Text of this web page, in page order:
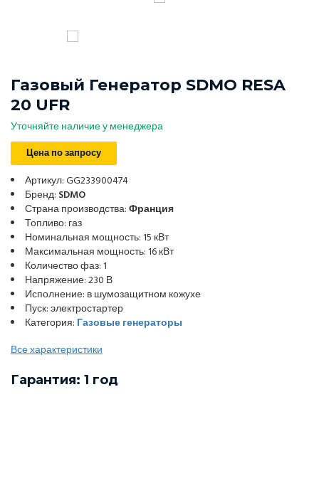
Газовый Генератор SDMO RESA
20 UFR
Уточняйте наличие у менеджера
Цена по запросу
Артикул: GG233900474
Бренд: SDMO
Страна производства:Франция
Топливо: газ
Номинальная мощность: 15 кВт
Максимальная мощность: 16 кВт
Количество фаз: 1
Напряжение: 230 В
Исполнение: в шумозащитном кожухе
Пуск: электростартер
Категория: Газовые генераторы
Все характеристики
Гарантия: 1 год